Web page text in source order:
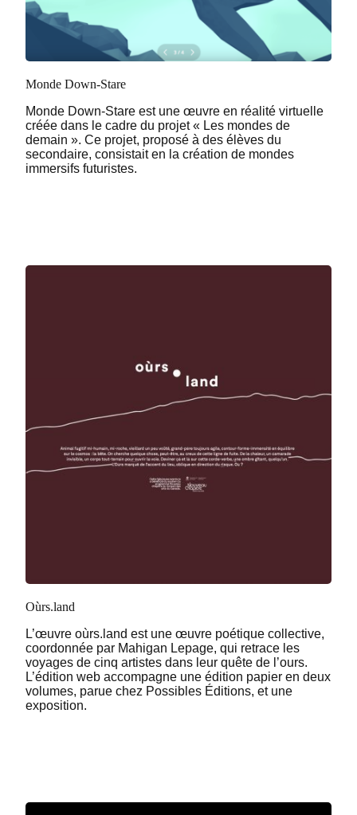
Monde Down-Stare
Monde Down-Stare est une œuvre en réalité virtuelle
créée dans le cadre du projet « Les mondes de
demain ». Ce projet, proposé à des élèves du
secondaire, consistait en la création de mondes
immersifs futuristes.
Oùrs.land
L’œuvre oùrs.land est une œuvre poétique collective,
coordonnée par Mahigan Lepage, qui retrace les
voyages de cinq artistes dans leur quête de l’ours.
L’édition web accompagne une édition papier en deux
volumes, parue chez Possibles Éditions, et une
exposition.